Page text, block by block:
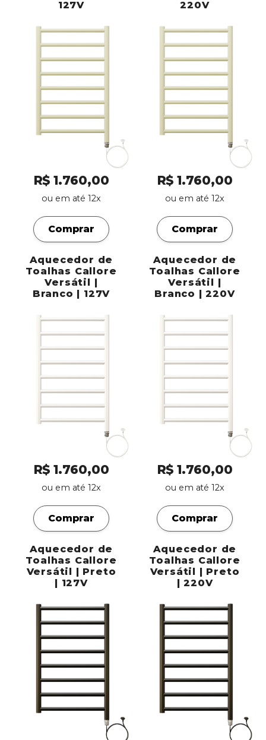
127V
R$ 1.760,00
ou em até 12x
Comprar
220V
R$ 1.760,00
ou em até 12x
Comprar
Aquecedor de
Toalhas Callore
Versátil |
Branco | 127V
R$ 1.760,00
ou em até 12x
Comprar
Aquecedor de
Toalhas Callore
Versátil |
Branco | 220V
R$ 1.760,00
ou em até 12x
Comprar
Aquecedor de
Toalhas Callore
Versátil | Preto
| 127V
Aquecedor de
Toalhas Callore
Versátil | Preto
| 220V